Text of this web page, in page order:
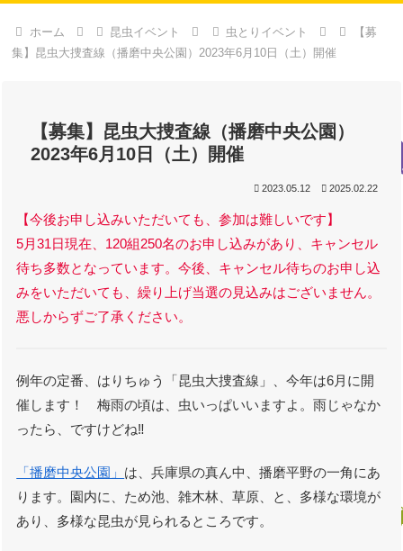
ホーム 昆虫イベント 虫とりイベント
【募
集】昆虫大捜査線（播磨中央公園）2023年6月10日（土）開催
【募集】昆虫大捜査線（播磨中央公園）
2023年6月10日（土）開催
2023.05.12 2025.02.22
【今後お申し込みいただいても、参加は難しいです】
5月31日現在、120組250名のお申し込みがあり、キャンセル
待ち多数となっています。今後、キャンセル待ちのお申し込
みをいただいても、繰り上げ当選の見込みはございません。
悪しからずご了承ください。
例年の定番、はりちゅう「昆虫大捜査線」、今年は6月に開
催します！ 梅雨の頃は、虫いっぱいいますよ。雨じゃなか
ったら、ですけどね‼️
「播磨中央公園」 は、兵庫県の真ん中、播磨平野の一角にあ
ります。園内に、ため池、雑木林、草原、と、多様な環境が
あり、多様な昆虫が見られるところです。